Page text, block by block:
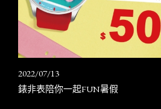
2022/07/13
錶非表陪你一起FUN暑假